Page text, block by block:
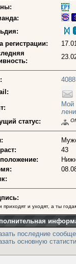
регистрации:
Мой
статус:
43
приходят и уходят, а ты
последние
основную